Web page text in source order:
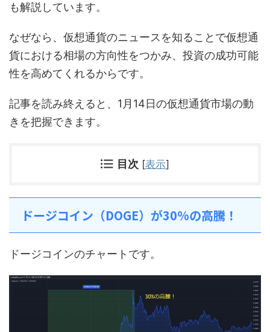
も解説しています。
なぜなら、仮想通貨のニュースを知ることで仮想通
貨における相場の方向性をつかみ、投資の成功可能
性を高めてくれるからです。
記事を読み終えると、1月14日の仮想通貨市場の動
きを把握できます。
目次 [表示]
ドージコイン（DOGE）が30%の高騰！
ドージコインのチャートです。